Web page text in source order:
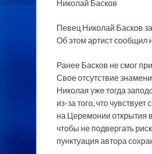
Николай Басков
Певец Николай Басков
Об этом артист сообщил
Ранее Басков не смог
Свое отсутствие
Николая уже тогда
из-за того, что
на Церемонии открытия
чтобы не подвергать
пунктуация автора